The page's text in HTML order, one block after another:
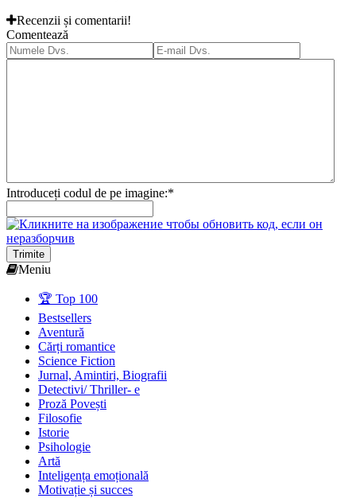
Recenzii și comentarii!
Comentează
Introduceți codul de pe imagine:*
Trimite
Meniu
🏆 Top 100
Bestsellers
Aventură
Cărți romantice
Science Fiction
Jurnal, Amintiri, Biografii
Detectivi/ Thriller- e
Proză Povești
Filosofie
Istorie
Psihologie
Artă
Inteligența emoțională
Motivație și succes